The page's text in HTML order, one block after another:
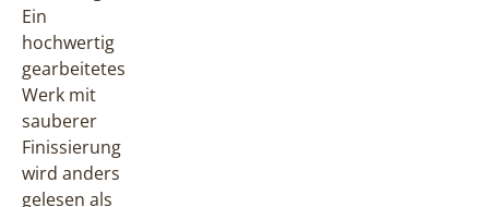
Ein
hochwertig
gearbeitetes
Werk mit
sauberer
Finissierung
wird anders
gelesen als